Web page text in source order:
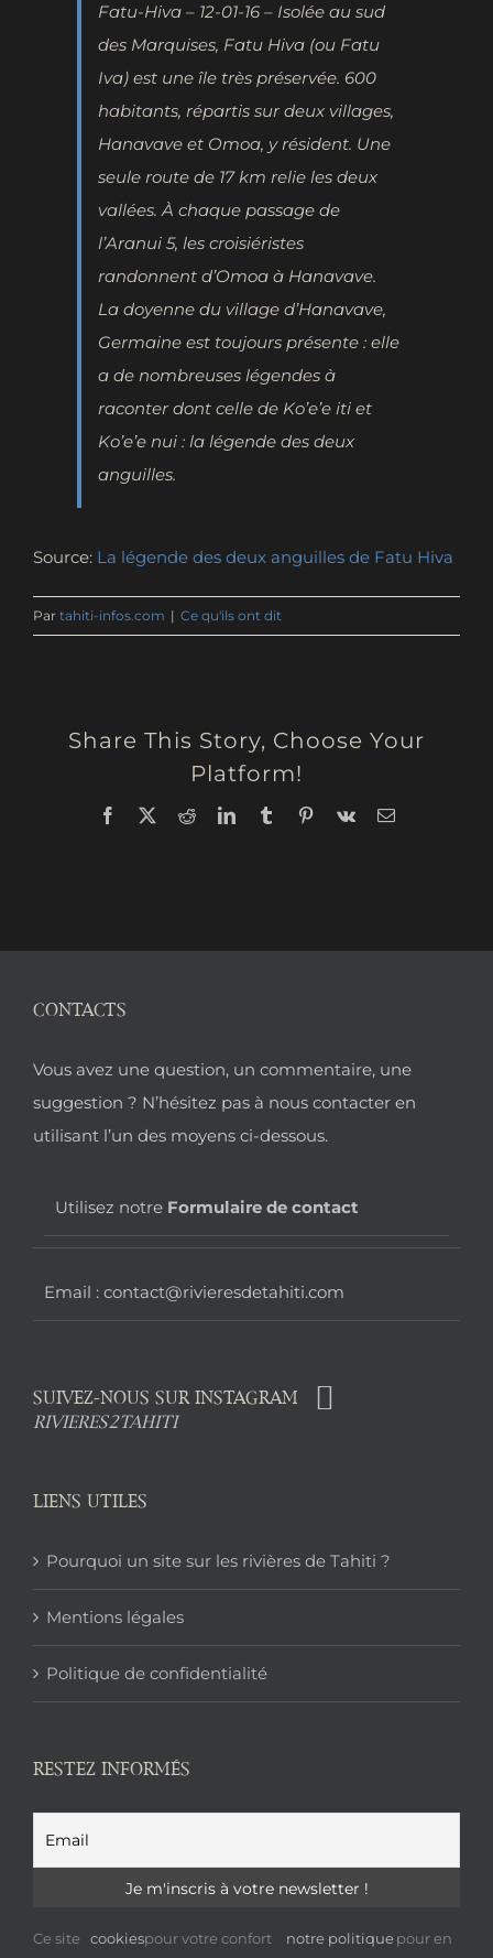
Fatu-Hiva – 12-01-16 – Isolée au sud
des Marquises, Fatu Hiva (ou Fatu
Iva) est une île très préservée. 600
habitants, répartis sur deux villages,
Hanavave et Omoa, y résident. Une
seule route de 17 km relie les deux
vallées. À chaque passage de
l’Aranui 5, les croisiéristes
randonnent d’Omoa à Hanavave.
La doyenne du village d’Hanavave,
Germaine est toujours présente : elle
a de nombreuses légendes à
raconter dont celle de Ko’e’e iti et
Ko’e’e nui : la légende des deux
anguilles.
Source: La légende des deux anguilles de Fatu Hiva
Par tahiti-infos.com | Ce qu'ils ont dit
Share This Story, Choose Your
Platform!
Facebook
X RedditLinkedInTumblrPinterest
Vk Email
Pied
de
page
CONTACTS
Vous avez une question, un commentaire, une
suggestion ? N’hésitez pas à nous contacter en
utilisant l’un des moyens ci-dessous.
Utilisez notre Formulaire de contact
Email : contact@rivieresdetahiti.com
SUIVEZ-NOUS SUR INSTAGRAM
RIVIERES2TAHITI
LIENS UTILES
Pourquoi un site sur les rivières de Tahiti ?
Mentions légales
Politique de confidentialité
RESTEZ INFORMÉS
Ce site cookiespour votre confort notre politiquepour en